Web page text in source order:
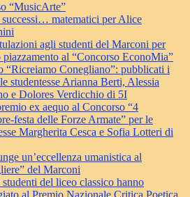
“MusicArte”
matematici per Alice
agli studenti del Marconi per
piazzamento al “Concorso EconoMia”
“Ricreiamo Conegliano”: pubblicati i
studentesse Arianna Berti, Alessia
e Dolores Verdicchio di 5I
ex aequo al Concorso “4
festa delle Forze Armate” per le
Margherita Cesca e Sofia Lotteri di
un’eccellenza umanistica al
del Marconi
del liceo classico hanno